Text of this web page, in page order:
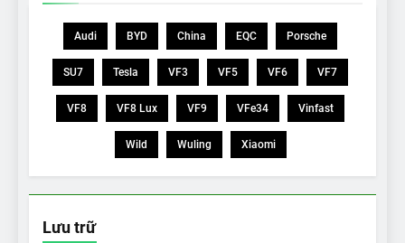
Audi BYD China EQC Porsche
SU7 Tesla VF3 VF5 VF6 VF7
VF8 VF8 Lux VF9 VFe34 Vinfast
Wild Wuling Xiaomi
Lưu trữ